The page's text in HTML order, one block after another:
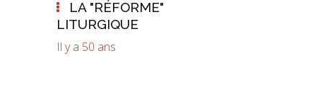
LA "RÉFORME"
LITURGIQUE
Il y a 50 ans